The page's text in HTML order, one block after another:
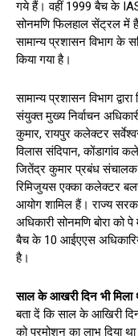
गये हैं। वहीं 1999 बैच के
सोनमणि फिलहाल सेंट्रल में हैं,
सामान्य प्रशासन विभाग के
किया गया है।
सामान्य प्रशासन विभाग
संयुक्त मुख्य निर्वाचन
कुमार, रायपुर कलेक्टर
विलास संदिपान, कोंडागांव
जितेंद्र कुमार प्रबंध
रिमिजुयस एक्का कलेक्टर
आयोग शामिल हैं। राज्य
अधिकारी सोनमणि बोरा को
बैच के 10 आईएएस
है।
साल के आखरी दिन भी मिला
बता दें कि साल के आखिरी
को प्रमोशन का लाभ दिया